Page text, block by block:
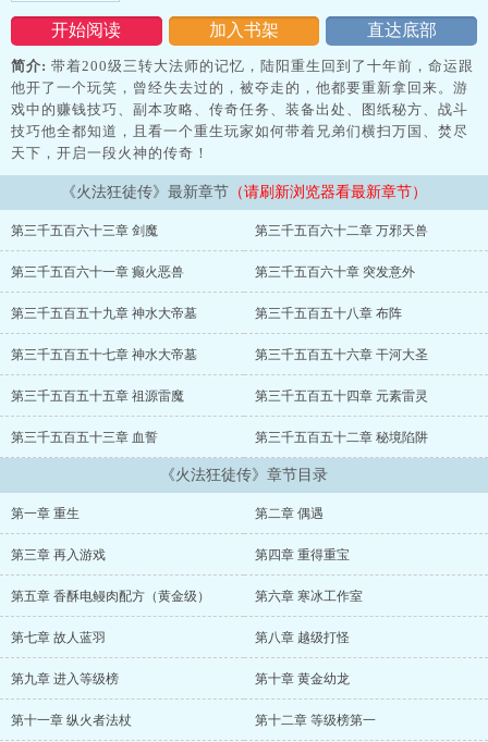
开始阅读 加入书架 直达底部
简介: 带着200级三转大法师的记忆，陆阳重生回到了十年前，命运跟
他开了一个玩笑，曾经失去过的，被夺走的，他都要重新拿回来。游
戏中的赚钱技巧、副本攻略、传奇任务、装备出处、图纸秘方、战斗
技巧他全都知道，且看一个重生玩家如何带着兄弟们横扫万国、焚尽
天下，开启一段火神的传奇！
《火法狂徒传》最新章节 （请刷新浏览器看最新章节）
第三千五百六十三章 剑魔 第三千五百六十二章 万邪天兽
第三千五百六十一章 癫火恶兽 第三千五百六十章 突发意外
第三千五百五十九章 神水大帝墓 第三千五百五十八章 布阵
第三千五百五十七章 神水大帝墓 第三千五百五十六章 干河大圣
第三千五百五十五章 祖源雷魔 第三千五百五十四章 元素雷灵
第三千五百五十三章 血誓 第三千五百五十二章 秘境陷阱
《火法狂徒传》章节目录
第一章 重生 第二章 偶遇
第三章 再入游戏 第四章 重得重宝
第五章 香酥电鳗肉配方（黄金级） 第六章 寒冰工作室
第七章 故人蓝羽 第八章 越级打怪
第九章 进入等级榜 第十章 黄金幼龙
第十一章 纵火者法杖 第十二章 等级榜第一